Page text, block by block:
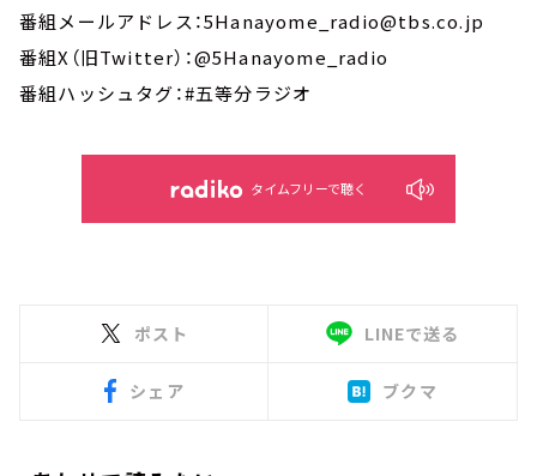
番組メールアドレス：5Hanayome_radio@tbs.co.jp
番組X（旧Twitter）：@5Hanayome_radio
番組ハッシュタグ：#五等分ラジオ
タイムフリーで聴く
ポスト LINEで送る
シェア ブクマ